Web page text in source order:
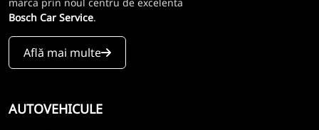
Bosch Car Service.
Află mai multe
AUTOVEHICULE